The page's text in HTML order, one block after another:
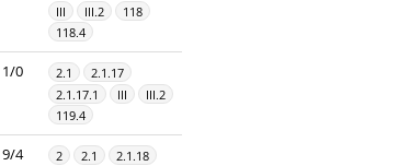
III
III.2
118
118.4
1/0 2.1
2.1.17
2.1.17.1
III
III.2
119.4
9/4 2 2.1
2.1.18